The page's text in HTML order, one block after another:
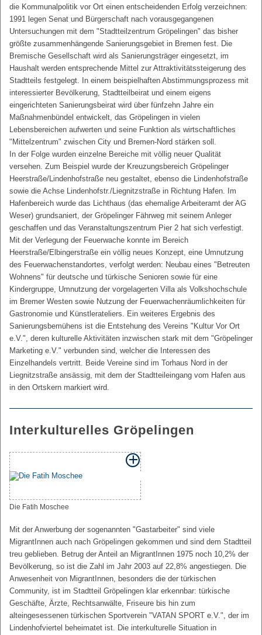
die Kommunalpolitik vor Ort einen entscheidenden Erfolg verzeichnen:
1991 legen Senat und Bürgerschaft nach vorausgegangenen
Untersuchungen mit dem "Stadtteilzentrum Gröpelingen" das bisher
größte zusammenhängende Sanierungsgebiet in Bremen fest. Die
Bremische Gesellschaft wird als Sanierungsträger eingesetzt, im
Haushalt werden entsprechende Mittel zur Attraktivitätssteigerung des
Stadtteils festgelegt. In einem beispielhaften Abstimmungsprozess mit
interessierter Bevölkerung, Stadtteilbeirat und einem eigens
eingerichteten Sanierungsbeirat wird über fünfzehn Jahre ein
Maßnahmenbündel entwickelt, das Gröpelingen in vielen
Lebensbereichen aufwerten und seine Funktion als wirtschaftliches
"Mittelzentrum" zwischen City und Bremen-Nord stärken soll.
In der Folge wurden einzelne Bereiche mit völlig neuer Qualität
versehen. Zum Beispiel wurde der Kreuzungsbereich Gröpelinger
Heerstraße/Lindenhofstraße neu gestaltet, ebenso die Lindenhofstraße
sowie die Achse Lindenhofstr./Liegnitzstraße in Richtung Hafen. Im
Hafenbereich wurde das Lichthaus (das ehemalige Arbeiteramt der AG
Weser) grundsaniert, der Gröpelinger Fährweg mit seinem Anleger
geschaffen und das Veranstaltungszentrum Pier 2 hat sich verfestigt.
Mit der Verlegung der Feuerwache konnte im Bereich
Heerstraße/Elbingerstraße ein völlig neues Konzept, eine Umnutzung
des Feuerwachenstandortes, verfolgt werden: Neubau eines "Betreuten
Wohnens" für deutsche und türkische Senioren sowie für eine
Kindergruppe, Umnutzung der vorgelagerten Villa als Volkshochschule
im Bremer Westen sowie Nutzung der Feuerwachenräumlichkeiten für
Gastronomie und Künstlerateliers. Ein weiteres Ergebnis des
Sanierungsbemühens ist die Entstehung des Vereins "Kultur Vor Ort
e.V.", deren kulturelle Aktivitäten inzwischen stark mit dem "Gröpelinger
Marketing e.V." verbunden sind, welcher die Interessen des
Einzelhandels vertritt. Beide Vereine sind im Torhaus Nord in der
Liegnitzstraße ansässig, mit dem der Stadtteileingang vom Hafen aus
in den Ortskern markiert wird.
Interkulturelles Gröpelingen
Die Fatih Moschee
Mit der Anwerbung der sogenannten "Gastarbeiter" sind viele
MigrantInnen auch nach Gröpelingen gekommen und sind dem Stadtteil
treu geblieben. Betrug der Anteil an MigrantInnen 1975 noch 10,2% der
Bevölkerung, so ist die Zahl im Jahr 2003 auf 22,8% angestiegen. Die
Anwesenheit von MigrantInnen, besonders die der türkischen
Community, ist im Stadtteil Gröpelingen klar erkennbar: türkische
Geschäfte, Ärzte, Rechtsanwälte, Friseure bis hin zum
alteingesessenen türkischen Sportverein "VATAN SPORT e.V.", der im
Lindenhofviertel beheimatet ist. Die interkulturelle Situation in